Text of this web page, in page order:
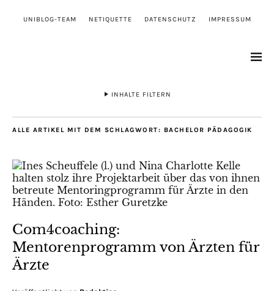
UNIBLOG-TEAM NETIQUETTE DATENSCHUTZ IMPRESSUM
INHALTE FILTERN
ALLE ARTIKEL MIT DEM SCHLAGWORT: BACHELOR PÄDAGOGIK
Com4coaching:
Mentorenprogramm von Ärzten für
Ärzte